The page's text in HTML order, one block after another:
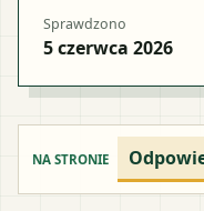
Sprawdzono
5 czerwca 2026
NA STRONIE